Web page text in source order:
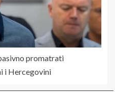
promatrati
i Hercegovini